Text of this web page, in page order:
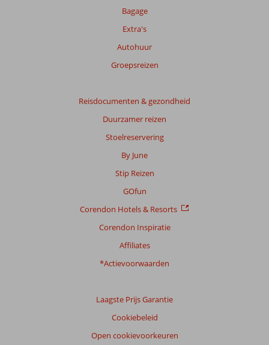
Bagage
Extra's
Autohuur
Groepsreizen
Reisdocumenten & gezondheid
Duurzamer reizen
Stoelreservering
By June
Stip Reizen
GOfun
Corendon Hotels & Resorts
Corendon Inspiratie
Affiliates
*Actievoorwaarden
Laagste Prijs Garantie
Cookiebeleid
Open cookievoorkeuren